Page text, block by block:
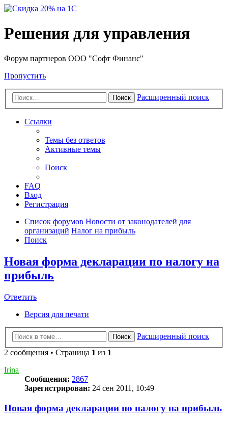
Решения для управления
Форум партнеров ООО "Софт Финанс"
Пропустить
Поиск Расширенный поиск
Ссылки
Темы без ответов
Активные темы
Поиск
FAQ
Вход
Регистрация
Список форумов Новости от законодателей для
организаций Налог на прибыль
Поиск
Новая форма декларации по налогу на
прибыль
Ответить
Версия для печати
Поиск
Расширенный поиск
2 сообщения • Страница 1 из 1
Irina
Сообщения: 2867
Зарегистрирован: 24 сен 2011, 10:49
Новая форма декларации по налогу на прибыль